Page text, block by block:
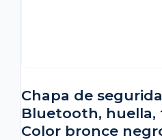
Chapa de
Bluetooth, huella,
Color bronce